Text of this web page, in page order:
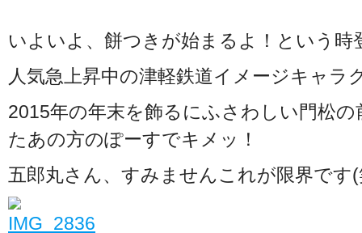
いよいよ、餅つきが始まるよ！という時
人気急上昇中の津軽鉄道イメージキャラ
2015年の年末を飾るにふさわしい門松
たあの方のぽーすでキメッ！
五郎丸さん、すみませんこれが限界です